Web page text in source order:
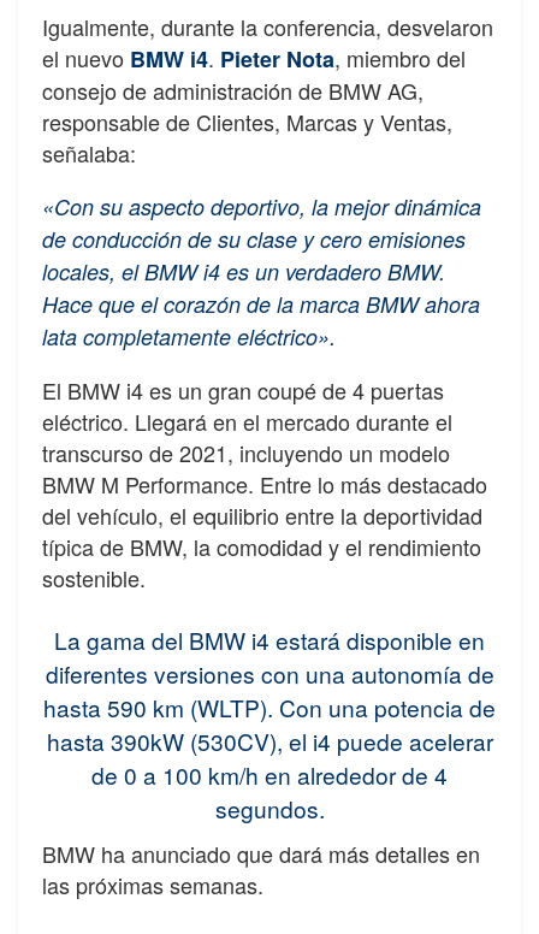
Igualmente, durante la conferencia, desvelaron
el nuevo BMW i4. Pieter Nota, miembro del
consejo de administración de BMW AG,
responsable de Clientes, Marcas y Ventas,
señalaba:
«Con su aspecto deportivo, la mejor dinámica
de conducción de su clase y cero emisiones
locales, el BMW i4 es un verdadero BMW.
Hace que el corazón de la marca BMW ahora
lata completamente eléctrico».
El BMW i4 es un gran coupé de 4 puertas
eléctrico. Llegará en el mercado durante el
transcurso de 2021, incluyendo un modelo
BMW M Performance. Entre lo más destacado
del vehículo, el equilibrio entre la deportividad
típica de BMW, la comodidad y el rendimiento
sostenible.
La gama del BMW i4 estará disponible en
diferentes versiones con una autonomía de
hasta 590 km (WLTP). Con una potencia de
hasta 390kW (530CV), el i4 puede acelerar
de 0 a 100 km/h en alrededor de 4
segundos.
BMW ha anunciado que dará más detalles en
las próximas semanas.